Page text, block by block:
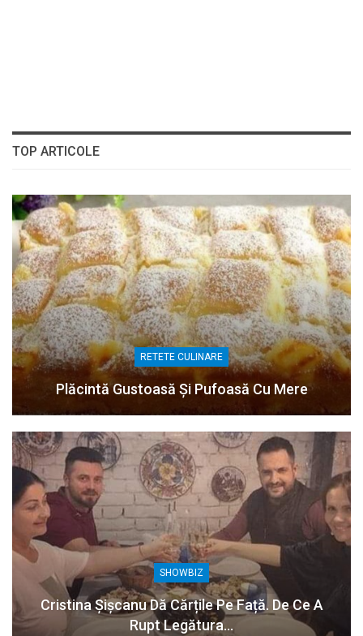
TOP ARTICOLE
RETETE CULINARE
Plăcintă Gustoasă Și Pufoasă Cu Mere
SHOWBIZ
Cristina Șișcanu Dă Cărțile Pe Față. De Ce A
Rupt Legătura…